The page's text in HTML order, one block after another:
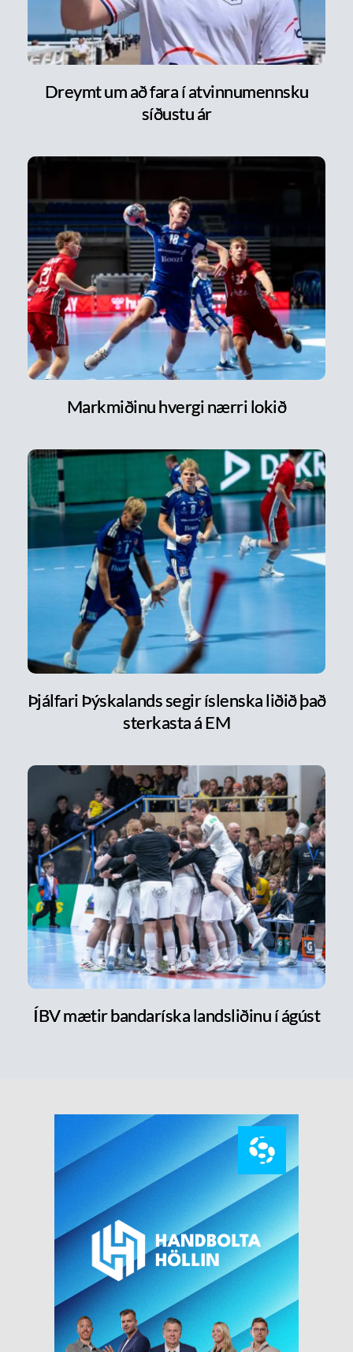
Dreymt um að fara í atvinnumennsku
síðustu ár
Markmiðinu hvergi nærri lokið
Þjálfari Þýskalands segir íslenska liðið það
sterkasta á EM
ÍBV mætir bandaríska landsliðinu í ágúst